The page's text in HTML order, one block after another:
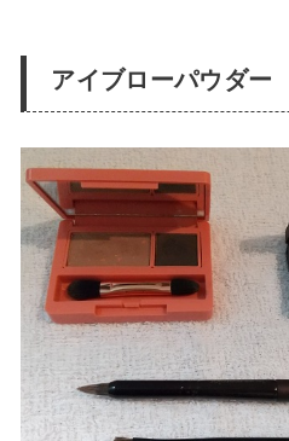
アイブローパウダー